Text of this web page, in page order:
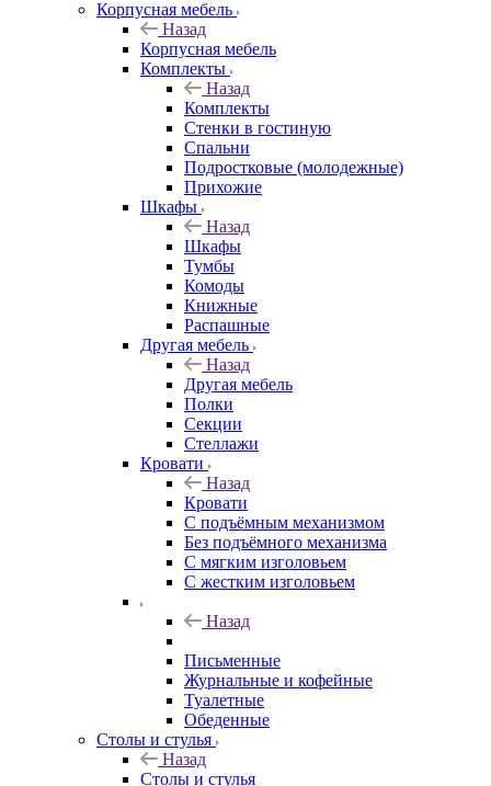
Корпусная мебель
Назад
Корпусная мебель
Комплекты
Назад
Комплекты
Стенки в гостиную
Спальни
Подростковые (молодежные)
Прихожие
Шкафы
Назад
Шкафы
Тумбы
Комоды
Книжные
Распашные
Другая мебель
Назад
Другая мебель
Полки
Секции
Стеллажи
Кровати
Назад
Кровати
С подъёмным механизмом
Без подъёмного механизма
С мягким изголовьем
С жестким изголовьем
Назад
Письменные
Журнальные и кофейные
Туалетные
Обеденные
Столы и стулья
Назад
Столы и стулья